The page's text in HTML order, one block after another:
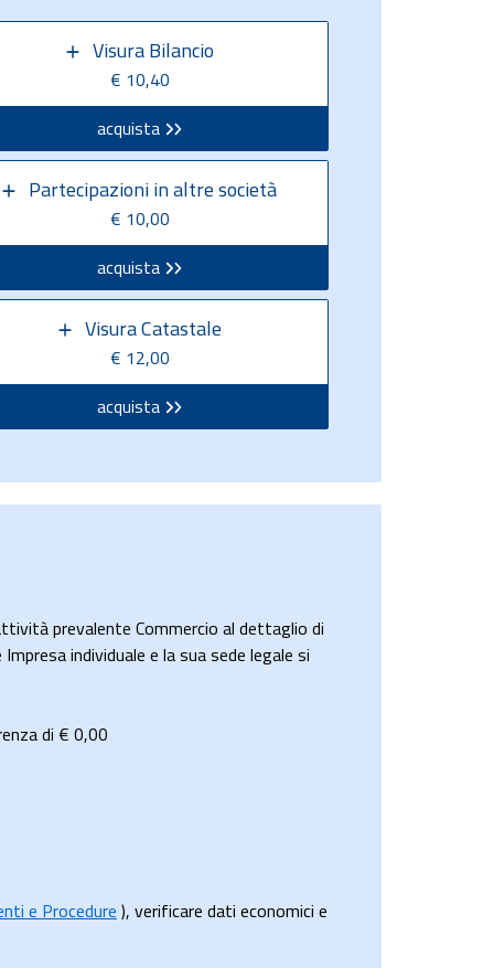
Visura Bilancio
€ 10,40
acquista
Partecipazioni in altre società
€ 10,00
acquista
Visura Catastale
€ 12,00
acquista
prevalente Commercio al dettaglio di
individuale e la sua sede legale si
di € 0,00
e Procedure ), verificare dati economici e